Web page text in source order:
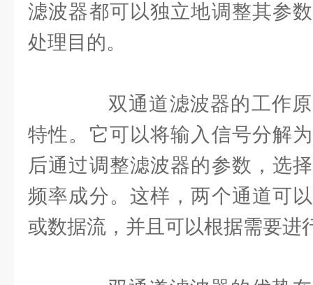
滤波器都可以独立地调整其参
处理目的。
双通道滤波器的工作原
特性。它可以将输入信号分解
后通过调整滤波器的参数，选
频率成分。这样，两个通道可
或数据流，并且可以根据需要进